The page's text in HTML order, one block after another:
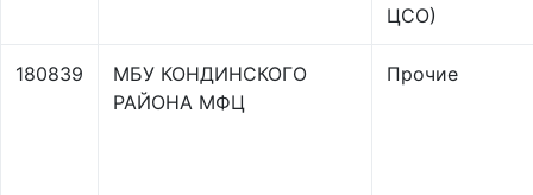
ЦСО)
180839
МБУ КОНДИНСКОГО
РАЙОНА МФЦ
Прочие